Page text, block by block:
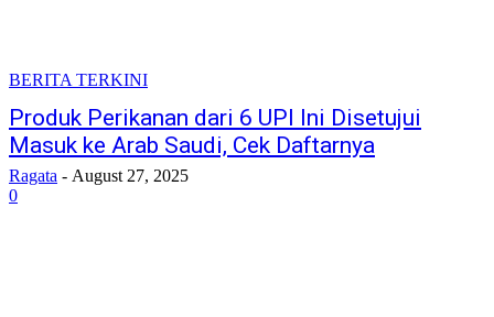
BERITA TERKINI
Produk Perikanan dari 6 UPI Ini Disetujui
Masuk ke Arab Saudi, Cek Daftarnya
Ragata - August 27, 2025
0